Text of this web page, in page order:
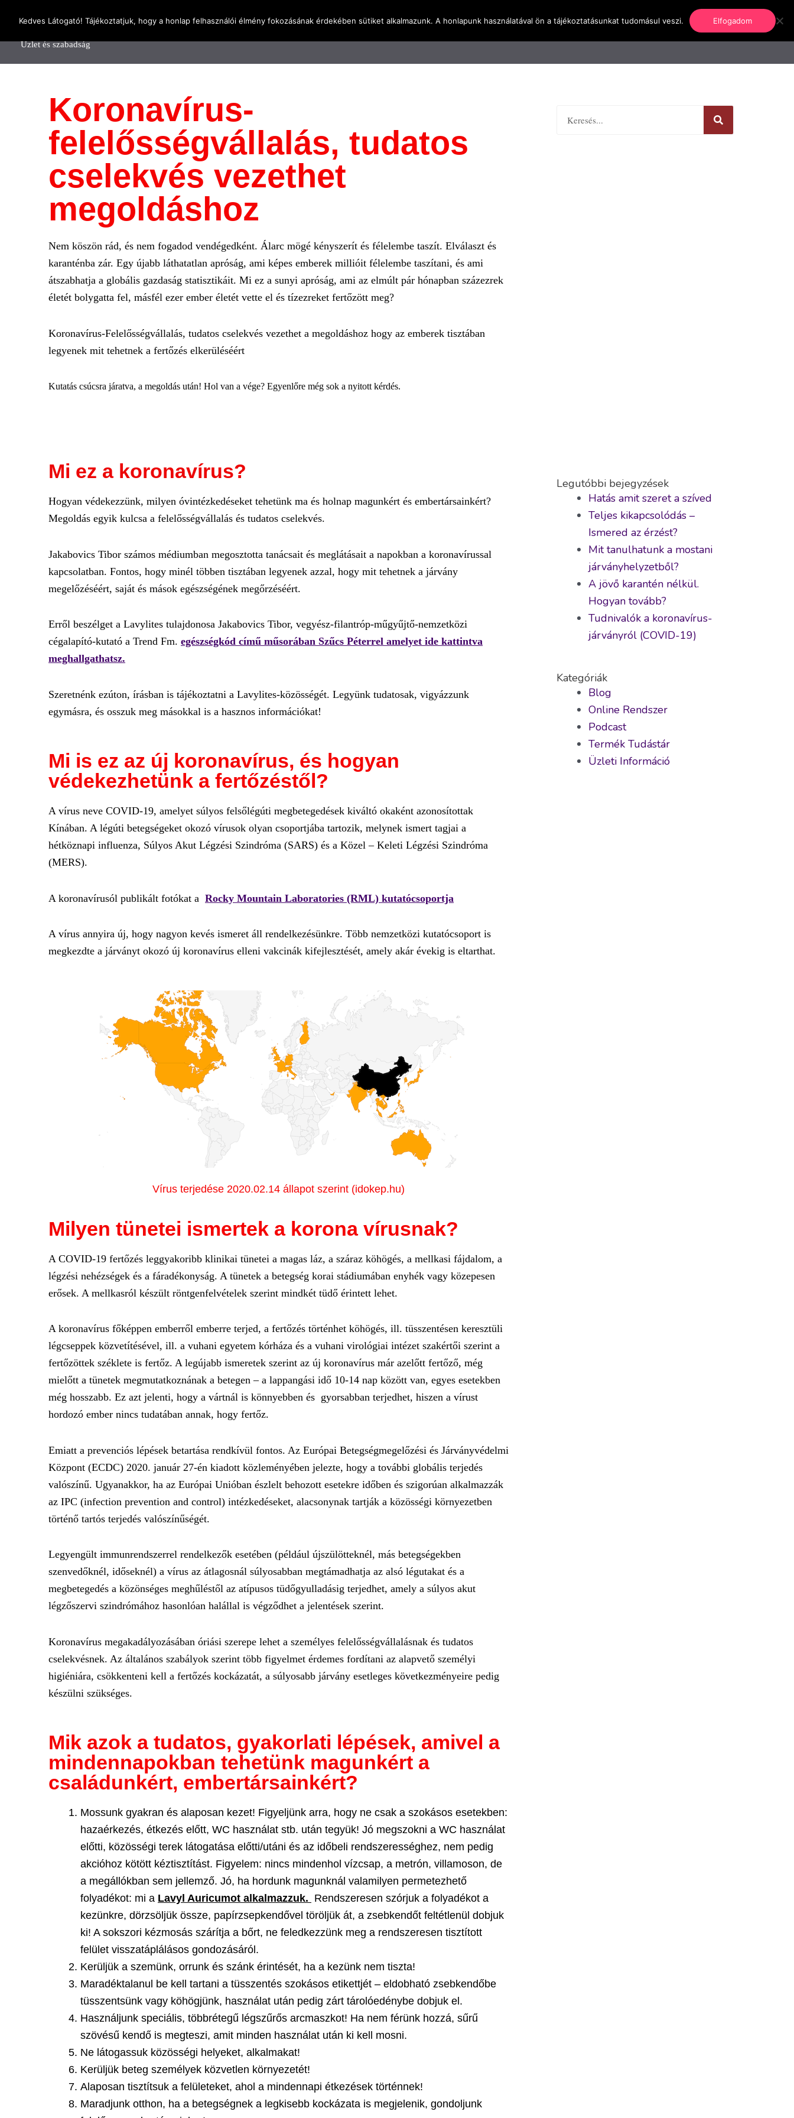
OnlineSeedsMan
Üzlet és szabadság
Kapcsolat
Koronavírus-
felelősségvállalás, tudatos
cselekvés vezethet
megoldáshoz
Nem köszön rád, és nem fogadod vendégedként. Álarc mögé kényszerít és félelembe taszít. Elválaszt és
karanténba zár. Egy újabb láthatatlan apróság, ami képes emberek millióit félelembe taszítani, és ami
átszabhatja a globális gazdaság statisztikáit. Mi ez a sunyi apróság, ami az elmúlt pár hónapban százezrek
életét bolygatta fel, másfél ezer ember életét vette el és tízezreket fertőzött meg?
Koronavírus-Felelősségvállalás, tudatos cselekvés vezethet a megoldáshoz hogy az emberek tisztában
legyenek mit tehetnek a fertőzés elkerüléséért
Kutatás csúcsra járatva, a megoldás után! Hol van a vége? Egyenlőre még sok a nyitott kérdés.
Mi ez a koronavírus?
Hogyan védekezzünk, milyen óvintézkedéseket tehetünk ma és holnap magunkért és embertársainkért?
Megoldás egyik kulcsa a felelősségvállalás és tudatos cselekvés.
Jakabovics Tibor számos médiumban megosztotta tanácsait és meglátásait a napokban a koronavírussal
kapcsolatban. Fontos, hogy minél többen tisztában legyenek azzal, hogy mit tehetnek a járvány
megelőzéséért, saját és mások egészségének megőrzéséért.
Erről beszélget a Lavylites tulajdonosa Jakabovics Tibor, vegyész-filantróp-műgyűjtő-nemzetközi
cégalapító-kutató a Trend Fm. egészségkód című műsorában Szűcs Péterrel amelyet ide kattintva
meghallgathatsz.
Szeretnénk ezúton, írásban is tájékoztatni a Lavylites-közösségét. Legyünk tudatosak, vigyázzunk
egymásra, és osszuk meg másokkal is a hasznos információkat!
Mi is ez az új koronavírus, és hogyan
védekezhetünk a fertőzéstől?
A vírus neve COVID-19, amelyet súlyos felsőlégúti megbetegedések kiváltó okaként azonosítottak
Kínában. A légúti betegségeket okozó vírusok olyan csoportjába tartozik, melynek ismert tagjai a
hétköznapi influenza, Súlyos Akut Légzési Szindróma (SARS) és a Közel – Keleti Légzési Szindróma
(MERS).
A koronavírusól publikált fotókat a Rocky Mountain Laboratories (RML) kutatócsoportja
A vírus annyira új, hogy nagyon kevés ismeret áll rendelkezésünkre. Több nemzetközi kutatócsoport is
megkezdte a járványt okozó új koronavírus elleni vakcinák kifejlesztését, amely akár évekig is eltarthat.
Vírus terjedése 2020.02.14 állapot szerint (idokep.hu)
Milyen tünetei ismertek a korona vírusnak?
A COVID-19 fertőzés leggyakoribb klinikai tünetei a magas láz, a száraz köhögés, a mellkasi fájdalom, a
légzési nehézségek és a fáradékonyság. A tünetek a betegség korai stádiumában enyhék vagy közepesen
erősek. A mellkasról készült röntgenfelvételek szerint mindkét tüdő érintett lehet.
A koronavírus főképpen emberről emberre terjed, a fertőzés történhet köhögés, ill. tüsszentésen keresztüli
légcseppek közvetítésével, ill. a vuhani egyetem kórháza és a vuhani virológiai intézet szakértői szerint a
fertőzöttek széklete is fertőz. A legújabb ismeretek szerint az új koronavírus már azelőtt fertőző, még
mielőtt a tünetek megmutatkoznának a betegen – a lappangási idő 10-14 nap között van, egyes esetekben
még hosszabb. Ez azt jelenti, hogy a vártnál is könnyebben és gyorsabban terjedhet, hiszen a vírust
hordozó ember nincs tudatában annak, hogy fertőz.
Emiatt a prevenciós lépések betartása rendkívül fontos. Az Európai Betegségmegelőzési és Járványvédelmi
Központ (ECDC) 2020. január 27-én kiadott közleményében jelezte, hogy a további globális terjedés
valószínű. Ugyanakkor, ha az Európai Unióban észlelt behozott esetekre időben és szigorúan alkalmazzák
az IPC (infection prevention and control) intézkedéseket, alacsonynak tartják a közösségi környezetben
történő tartós terjedés valószínűségét.
Legyengült immunrendszerrel rendelkezők esetében (például újszülötteknél, más betegségekben
szenvedőknél, időseknél) a vírus az átlagosnál súlyosabban megtámadhatja az alsó légutakat és a
megbetegedés a közönséges meghűléstől az atípusos tüdőgyulladásig terjedhet, amely a súlyos akut
légzőszervi szindrómához hasonlóan halállal is végződhet a jelentések szerint.
Koronavírus megakadályozásában óriási szerepe lehet a személyes felelősségvállalásnak és tudatos
cselekvésnek. Az általános szabályok szerint több figyelmet érdemes fordítani az alapvető személyi
higiéniára, csökkenteni kell a fertőzés kockázatát, a súlyosabb járvány esetleges következményeire pedig
készülni szükséges.
Mik azok a tudatos, gyakorlati lépések, amivel a
mindennapokban tehetünk magunkért a
családunkért, embertársainkért?
Mossunk gyakran és alaposan kezet! Figyeljünk arra, hogy ne csak a szokásos esetekben:
hazaérkezés, étkezés előtt, WC használat stb. után tegyük! Jó megszokni a WC használat
előtti, közösségi terek látogatása előtti/utáni és az időbeli rendszerességhez, nem pedig
akcióhoz kötött kéztisztítást. Figyelem: nincs mindenhol vízcsap, a metrón, villamoson, de
a megállókban sem jellemző. Jó, ha hordunk magunknál valamilyen permetezhető
folyadékot: mi a Lavyl Auricumot alkalmazzuk. Rendszeresen szórjuk a folyadékot a
kezünkre, dörzsöljük össze, papírzsepkendővel töröljük át, a zsebkendőt feltétlenül dobjuk
ki! A sokszori kézmosás szárítja a bőrt, ne feledkezzünk meg a rendszeresen tisztított
felület visszatáplálásos gondozásáról.
Kerüljük a szemünk, orrunk és szánk érintését, ha a kezünk nem tiszta!
Maradéktalanul be kell tartani a tüsszentés szokásos etikettjét – eldobható zsebkendőbe
tüsszentsünk vagy köhögjünk, használat után pedig zárt tárolóedénybe dobjuk el.
Használjunk speciális, többrétegű légszűrős arcmaszkot! Ha nem férünk hozzá, sűrű
szövésű kendő is megteszi, amit minden használat után ki kell mosni.
Ne látogassuk közösségi helyeket, alkalmakat!
Kerüljük beteg személyek közvetlen környezetét!
Alaposan tisztítsuk a felületeket, ahol a mindennapi étkezések történnek!
Maradjunk otthon, ha a betegségnek a legkisebb kockázata is megjelenik, gondoljunk
Legutóbbi bejegyzések
Hatás amit szeret a szíved
Teljes kikapcsolódás –
Ismered az érzést?
Mit tanulhatunk a mostani
járványhelyzetből?
A jövő karantén nélkül.
Hogyan tovább?
Tudnivalók a koronavírus-
járványról (COVID-19)
Kategóriák
Blog
Online Rendszer
Podcast
Termék Tudástár
Üzleti Információ
Kedves Látogató! Tájékoztatjuk, hogy a honlap felhasználói élmény fokozásának érdekében sütiket alkalmazunk. A honlapunk használatával ön a tájékoztatásunkat tudomásul veszi. Elfogadom